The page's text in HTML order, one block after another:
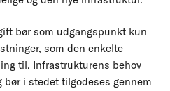
bør som udgangspunkt kun
som den enkelte
til. Infrastrukturens behov
i stedet tilgodeses gennem